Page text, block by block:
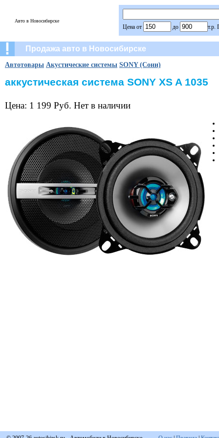
Авто в Новосибирске
Цена от до т.р.
Продажа авто в Новосибирске
Автотовары Акустические системы SONY (Сони)
аккустическая система SONY XS A 1035
Цена: 1 199 Руб. Нет в наличии